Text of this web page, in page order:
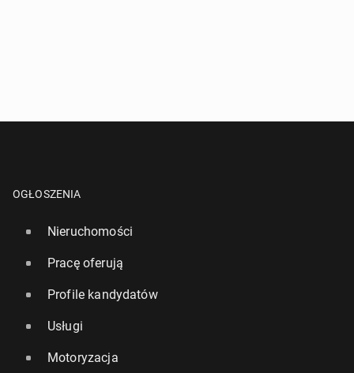
OGŁOSZENIA
Nieruchomości
Pracę oferują
Profile kandydatów
Usługi
Motoryzacja